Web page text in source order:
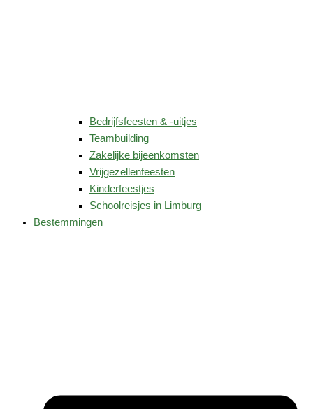
Bedrijfsfeesten & -uitjes
Teambuilding
Zakelijke bijeenkomsten
Vrijgezellenfeesten
Kinderfeestjes
Schoolreisjes in Limburg
Bestemmingen